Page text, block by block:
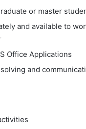
or master
and available to
Office Applications
and